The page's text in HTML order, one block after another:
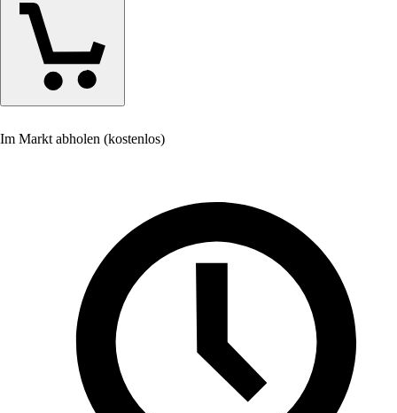
Im Markt abholen (kostenlos)